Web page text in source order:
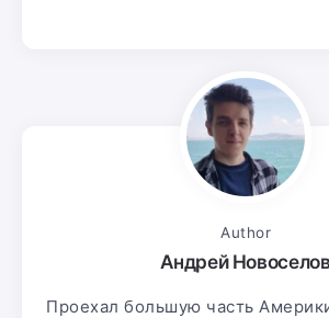
Author
Андрей Новоселов
Проехал большую часть